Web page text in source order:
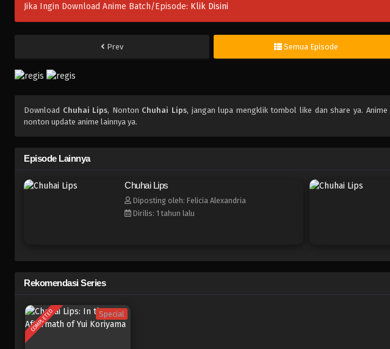
Jika Ingin Download Anime Batch/Episode: Klik Disini
Prev Semua Episode
Download Chuhai Lips, Nonton Chuhai Lips, jangan lupa mengklik tombol like dan share ya. Anime
nonton update anime lainnya ya.
Episode Lainnya
Chuhai Lips
Diposting oleh: Felicia Alexandria
Dirilis: 1 tahun lalu
Rekomendasi Series
COMPLETED Special